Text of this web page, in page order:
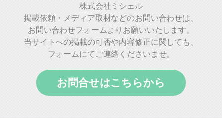
株式会社ミシェル
掲載依頼・メディア取材などのお問い合わせは、
お問い合わせフォームよりお願いいたします。
当サイトへの掲載の可否や内容修正に関しても、
フォームにてご連絡くださいませ。
お問合せはこちらから